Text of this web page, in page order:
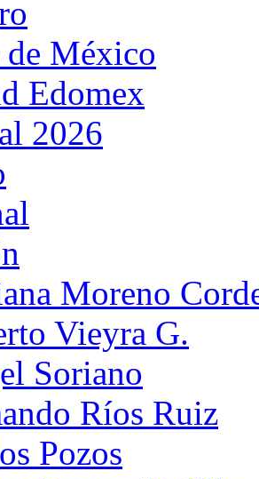
de México
Edomex
2026
Moreno
Vieyra G.
Soriano
Ríos Ruiz
Pozos